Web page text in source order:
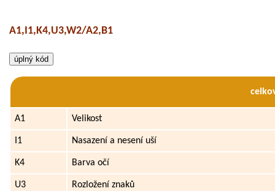
A1,I1,K4,U3,W2/A2,B1
A1 Velikost
I1 Nasazení a nesení uší
K4 Barva očí
U3 Rozložení znaků